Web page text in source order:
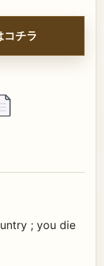
コチラ
; you die